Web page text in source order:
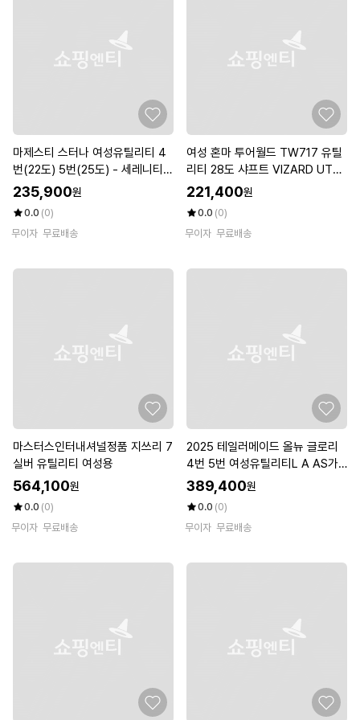
마제스티 스터나 여성유틸리티 4
번(22도) 5번(25도) - 세레니티
그린 L (병행)
235,900원
0.0 (0)
무이자 무료배송
여성 혼마 투어월드 TW717 유틸
리티 28도 샤프트 VIZARD UT50
0
221,400원
0.0 (0)
무이자 무료배송
마스터스인터내셔널정품 지쓰리 7
실버 유틸리티 여성용
564,100원
0.0 (0)
무이자 무료배송
2025 테일러메이드 올뉴 글로리
4번 5번 여성유틸리티L A AS가
능
389,400원
0.0 (0)
무이자 무료배송